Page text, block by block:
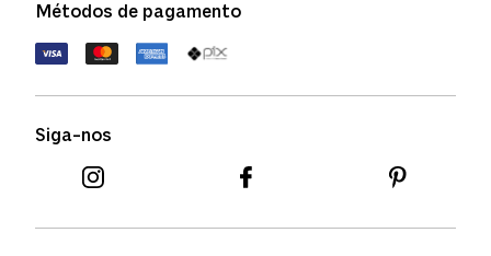
FAQs
Política de devolução
Termos de uso
Métodos de pagamento
Siga-nos